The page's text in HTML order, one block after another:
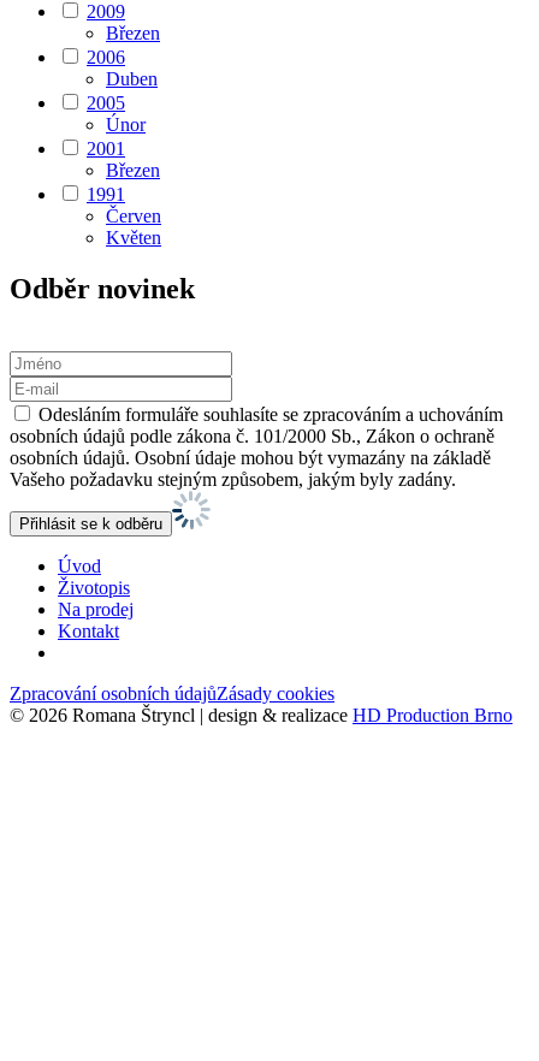
2009
Březen
2006
Duben
2005
Únor
2001
Březen
1991
Červen
Květen
Odběr novinek
Odesláním formuláře souhlasíte se zpracováním a uchováním
osobních údajů podle zákona č. 101/2000 Sb., Zákon o ochraně
osobních údajů. Osobní údaje mohou být vymazány na základě
Vašeho požadavku stejným způsobem, jakým byly zadány.
Úvod
Životopis
Na prodej
Kontakt
Zpracování osobních údajůZásady cookies
© 2026 Romana Štryncl | design & realizace HD Production Brno